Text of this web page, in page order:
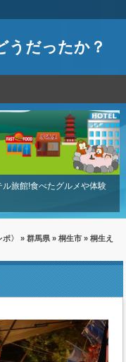
うだったか？
旅館!食べたグルメや体験
〉 » 群馬県» 桐生市» 桐生え